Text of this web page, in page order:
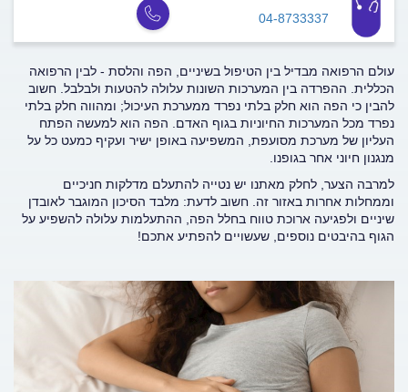
04-8733337
עולם הרפואה מבדיל בין הטיפול בשיניים, הפה והלסת - לבין הרפואה
הכללית. ההפרדה בין המערכות השונות עלולה להטעות ולבלבל. חשוב
להבין כי הפה הוא חלק בלתי נפרד ממערכת העיכול; ומהווה חלק בלתי
נפרד מכל המערכות החיוניות בגוף האדם. הפה הוא למעשה הפתח
העליון של מערכת מסועפת, המשפיעה באופן ישיר ועקיף כמעט כל על
מנגנון חיוני אחר בגופנו.
למרבה הצער, לחלק מאתנו יש נטייה להתעלם מדלקות חניכיים
וממחלות אחרות באזור זה. חשוב לדעת: מלבד הסיכון המוגבר לאובדן
שיניים ולפגיעה ארוכת טווח בחלל הפה, ההתעלמות עלולה להשפיע על
הגוף בהיבטים נוספים, שעשויים להפתיע אתכם!